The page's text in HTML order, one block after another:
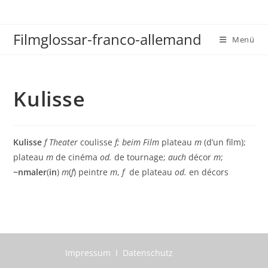
springen
Filmglossar-franco-allemand Menü
Kulisse
Kulisse f Theatercoulissef; beim Film plateaum (d’un film);
plateaum de cinémaod. de tournage;auch décorm;
~nmaler(in)m(f) peintrem,f de plateauod.en décors
Impressum I Datenschutz